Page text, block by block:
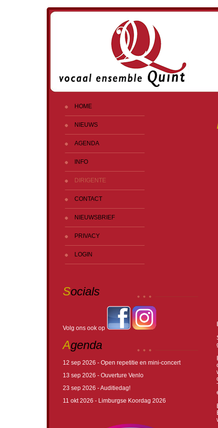
HOME
NIEUWS
AGENDA
INFO
DIRIGENTE
CONTACT
NIEUWSBRIEF
PRIVACY
LOGIN
Socials
Volg ons ook op
Agenda
12 sep 2026 - Open repetitie en mini-concert
13 sep 2026 - Ouverture Venlo
23 sep 2026 - Auditiedag!
11 okt 2026 - Limburgse Koordag 2026